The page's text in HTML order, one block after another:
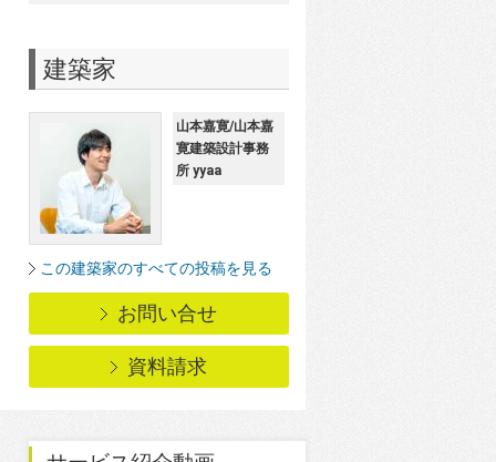
建築家
山本嘉寛/山本嘉
寛建築設計事務
所 yyaa
この建築家のすべての投稿を見る
お問い合せ
資料請求